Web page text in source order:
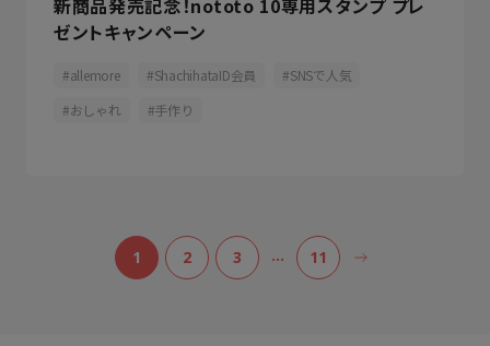
新商品発売記念！nototo 10専用スタンプ プレ
ゼントキャンペーン
allemore ShachihataID会員
SNSで人気
おしゃれ
手作り
1 2 3 … 11